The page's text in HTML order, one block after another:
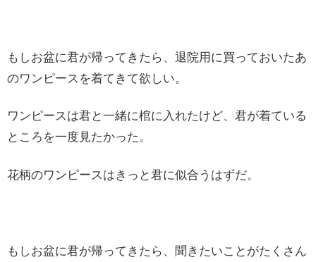
もしお盆に君が帰ってきたら、退院用に買っておいたあ
のワンピースを着てきて欲しい。
ワンピースは君と一緒に棺に入れたけど、君が着ている
ところを一度見たかった。
花柄のワンピースはきっと君に似合うはずだ。
もしお盆に君が帰ってきたら、聞きたいことがたくさん